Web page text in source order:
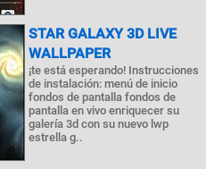
STAR GALAXY 3D LIVE
WALLPAPER
¡te está esperando! Instrucciones
de instalación: menú de inicio
fondos de pantalla fondos de
pantalla en vivo enriquecer su
galería 3d con su nuevo lwp
estrella g..